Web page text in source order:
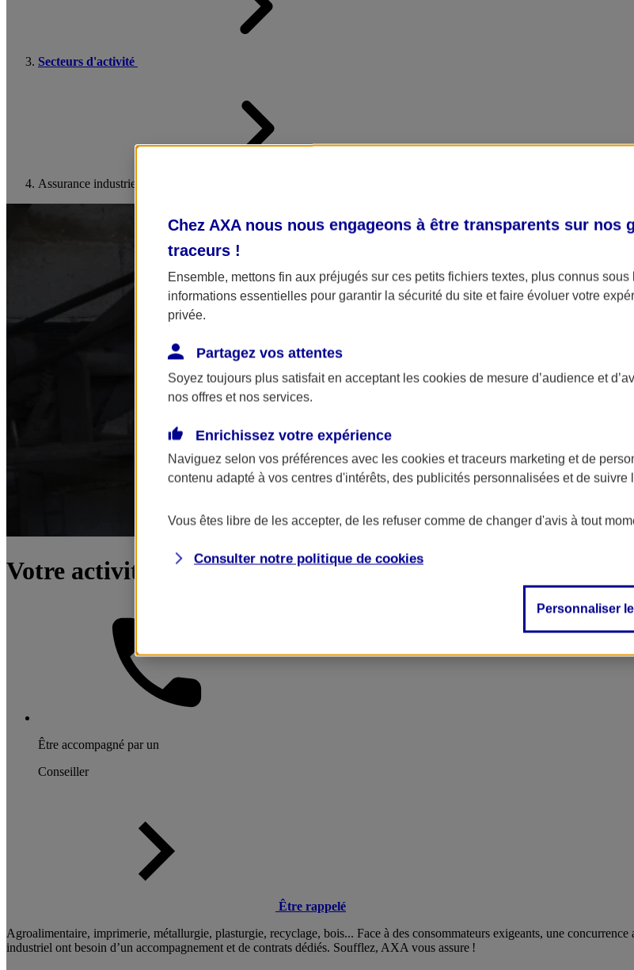
Secteurs d'activité
Assurance industrie
Votre activité : industrie
Être accompagné par un
Conseiller
Être rappelé
Agroalimentaire, imprimerie, métallurgie, plasturgie, recyclage, bois... Face à des consommateurs exigeants, une
industriel ont besoin d’un accompagnement et de contrats dédiés. Soufflez, AXA vous assure !
Chez AXA nous nous engageons à être transparents sur nos
traceurs !
Ensemble, mettons fin aux préjugés sur ces petits fichiers textes, plus connus sous
informations essentielles pour garantir la sécurité du site et faire évoluer votre
privée.
Partagez vos attentes
Soyez toujours plus satisfait en acceptant les cookies de mesure d’audience et
nos offres et nos services.
Enrichissez votre expérience
Naviguez selon vos préférences avec les cookies et traceurs marketing et de
contenu adapté à vos centres d'intérêts, des publicités personnalisées et de suivre
Vous êtes libre de les accepter, de les refuser comme de changer d'avis à tout
Consulter notre politique de cookies
Personnaliser